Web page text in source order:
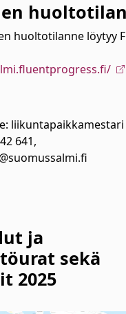
huoltotilanne löytyy
liikuntapaikkamestari
641,
ja
sekä
2025